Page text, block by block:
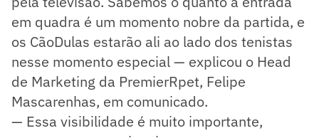
em quadra é um momento nobre da partida, e
os CãoDulas estarão ali ao lado dos tenistas
nesse momento especial — explicou o Head
de Marketing da PremierRpet, Felipe
Mascarenhas, em comunicado.
— Essa visibilidade é muito importante,